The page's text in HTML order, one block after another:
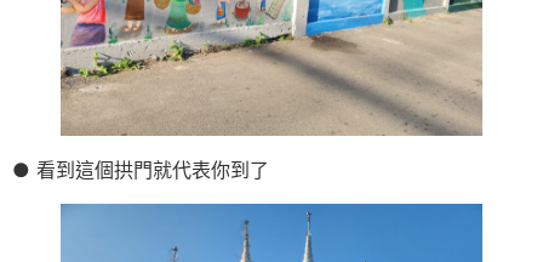
● 看到這個拱門就代表你到了